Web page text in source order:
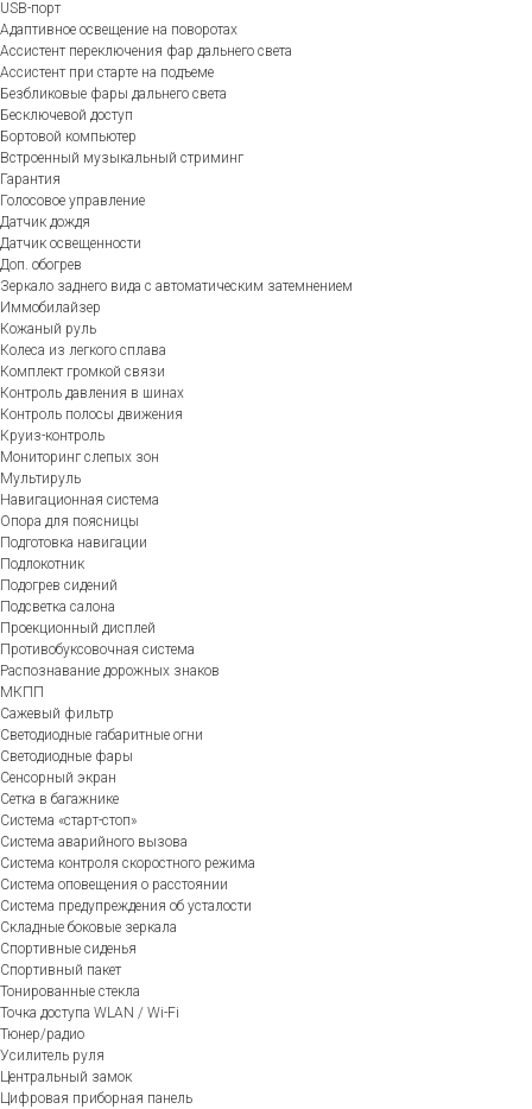
USB-порт
Адаптивное освещение на поворотах
Ассистент переключения фар дальнего света
Ассистент при старте на подъеме
Безбликовые фары дальнего света
Бесключевой доступ
Бортовой компьютер
Встроенный музыкальный стриминг
Гарантия
Голосовое управление
Датчик дождя
Датчик освещенности
Доп. обогрев
Зеркало заднего вида с автоматическим затемнением
Иммобилайзер
Кожаный руль
Колеса из легкого сплава
Комплект громкой связи
Контроль давления в шинах
Контроль полосы движения
Круиз-контроль
Мониторинг слепых зон
Мультируль
Навигационная система
Опора для поясницы
Подготовка навигации
Подлокотник
Подогрев сидений
Подсветка салона
Проекционный дисплей
Противобуксовочная система
Распознавание дорожных знаков
МКПП
Сажевый фильтр
Светодиодные габаритные огни
Светодиодные фары
Сенсорный экран
Сетка в багажнике
Система «старт-стоп»
Система аварийного вызова
Система контроля скоростного режима
Система оповещения о расстоянии
Система предупреждения об усталости
Складные боковые зеркала
Спортивные сиденья
Спортивный пакет
Тонированные стекла
Точка доступа WLAN / Wi-Fi
Тюнер/радио
Усилитель руля
Центральный замок
Цифровая приборная панель